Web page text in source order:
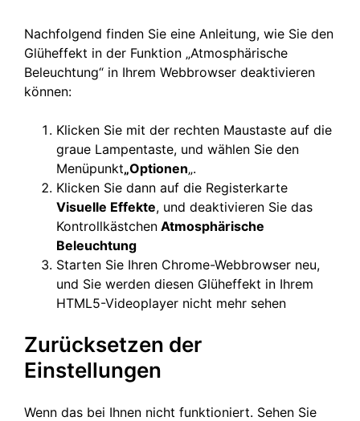
Nachfolgend finden Sie eine Anleitung, wie Sie den
Glüheffekt in der Funktion „Atmosphärische
Beleuchtung“ in Ihrem Webbrowser deaktivieren
können:
Klicken Sie mit der rechten Maustaste auf die
graue Lampentaste, und wählen Sie den
Menüpunkt„Optionen„.
Klicken Sie dann auf die Registerkarte
Visuelle Effekte, und deaktivieren Sie das
Kontrollkästchen Atmosphärische
Beleuchtung
Starten Sie Ihren Chrome-Webbrowser neu,
und Sie werden diesen Glüheffekt in Ihrem
HTML5-Videoplayer nicht mehr sehen
Zurücksetzen der
Einstellungen
Wenn das bei Ihnen nicht funktioniert. Sehen Sie